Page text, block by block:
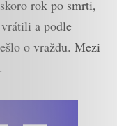
rok po smrti,
a podle
o vraždu. Mezi